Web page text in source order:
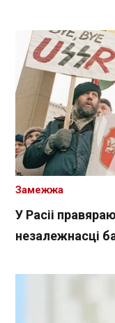
У Расіі
незалежнасці
Замежжа